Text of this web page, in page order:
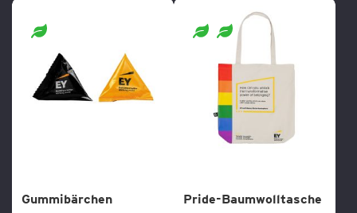
WUNSCHLISTE
HINZUFÜGEN
Gummibärchen
Pride-Baumwolltasche